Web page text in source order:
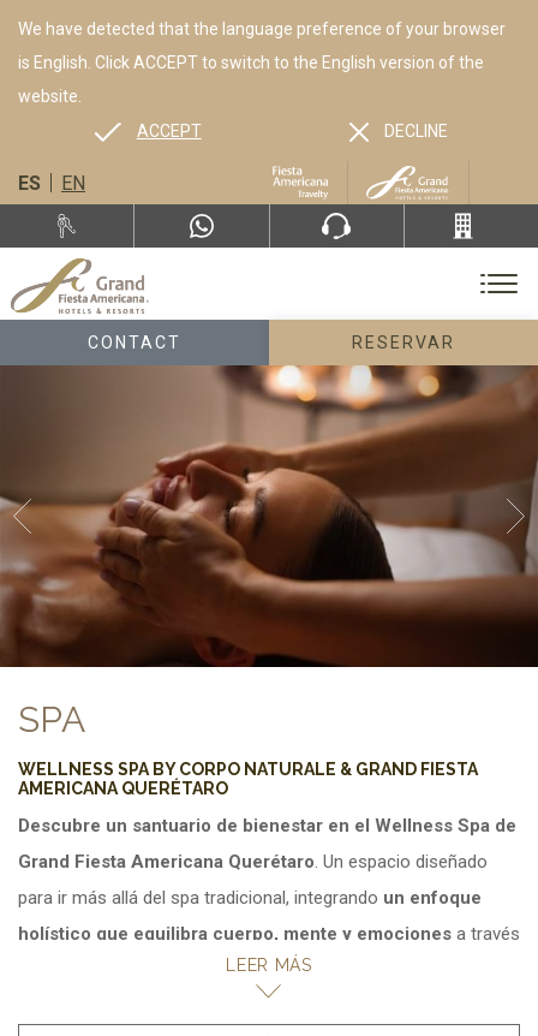
ES EN
CONTACT RESERVAR
We have detected that the language preference of your browser
is English. Click ACCEPT to switch to the English version of the
website.
ACCEPT
DECLINE
SPA
WELLNESS SPA BY CORPO NATURALE & GRAND FIESTA
AMERICANA QUERÉTARO
Descubre un santuario de bienestar en el Wellness Spa de
Grand Fiesta Americana Querétaro. Un espacio diseñado
para ir más allá del spa tradicional, integrando un enfoque
holístico que equilibra cuerpo, mente y emociones a través
de experiencias sensoriales y terapias especializadas.
Nuestro concepto de bienestar integralcombina hidroterapia,
LEER MÁS